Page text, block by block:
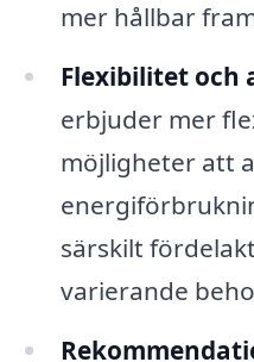
mer hållbar
Flexibilitet och
erbjuder mer
möjligheter att
särskilt
varierande